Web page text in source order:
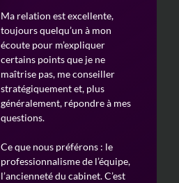
en tant que Conseil
Brandon remplit pleinement
mes attentes en tant que
Conseil.
Ce que je préfère dans notre
collaboration avec Brandon IP
? La compréhension des
préoccupations de l’inventeur.
Je ne fais que vous
recommander !!!!
Ma relation est excellente,
toujours quelqu’un à mon
écoute pour m’expliquer
certains points que je ne
maîtrise pas, me conseiller
stratégiquement et, plus
généralement, répondre à mes
questions.
Ce que nous préférons : le
professionnalisme de l’équipe,
l’ancienneté du cabinet. C’est